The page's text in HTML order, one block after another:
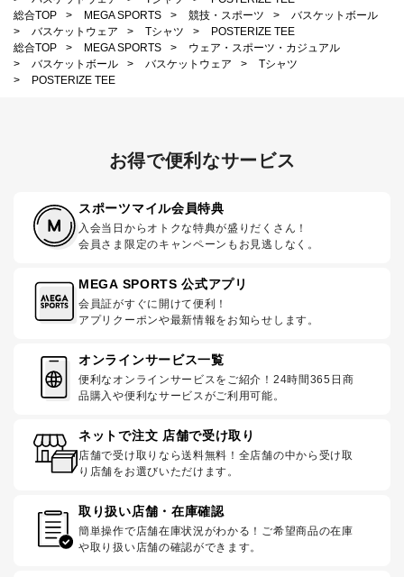
総合TOP
> MEGA SPORTS > 競技・スポーツ >
バスケットボール
>
バスケットウェア > Tシャツ >
POSTERIZE TEE
総合TOP
> MEGA SPORTS >
ウェア・スポーツ・カジュアル
>
バスケットボール > バスケットウェア >
Tシャツ
>
POSTERIZE TEE
お得で便利なサービス
スポーツマイル会員特典
入会当日からオトクな特典が盛りだくさん！
会員さま限定のキャンペーンもお見逃しなく。
MEGA SPORTS 公式アプリ
会員証がすぐに開けて便利！
アプリクーポンや最新情報をお知らせします。
オンラインサービス一覧
便利なオンラインサービスをご紹介！24時間365日商
品購入や便利なサービスがご利用可能。
ネットで注文 店舗で受け取り
店舗で受け取りなら送料無料！全店舗の中から受け取
り店舗をお選びいただけます。
取り扱い店舗・在庫確認
簡単操作で店舗在庫状況がわかる！ご希望商品の在庫
や取り扱い店舗の確認ができます。